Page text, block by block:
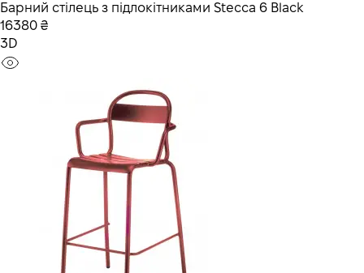
Барний стілець з підлокітниками Stecca 6 Black
16380 ₴
3D